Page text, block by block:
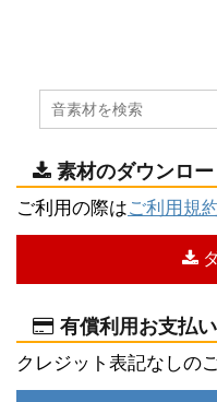
素材のダウンロー
ご利用の際はご利用規
有償利用お支払い
クレジット表記なしの